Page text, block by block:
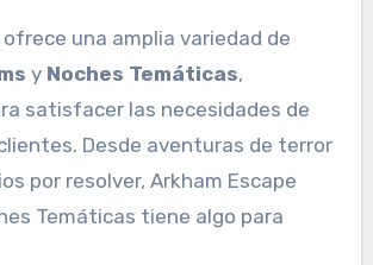
una amplia variedad de
y Noches Temáticas,
satisfacer las necesidades de
Desde aventuras de terror
por resolver, Arkham Escape
Temáticas tiene algo para